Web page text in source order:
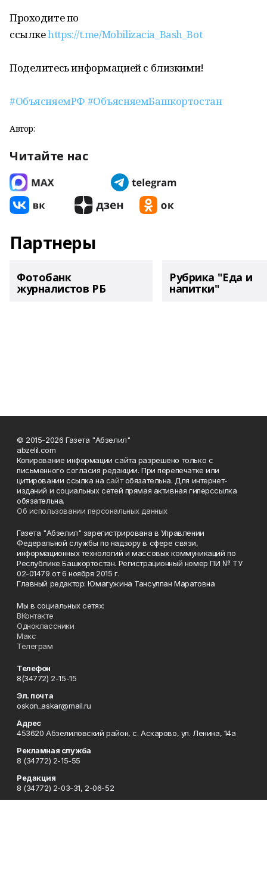
Проходите по
ссылкеhttps://t.me/Mobilizacia_Bash_Bot
Поделитесь информацией с близкими!
#ОбъясняемРФ #ОбъясняемБашкортостан
Автор:
Читайте нас
Партнеры
Фотобанк
журналистов РБ
Рубрика "Еда и
напитки"
© 2015-2026 Газета "Абзелил"
abzelil.com
Копирование информации сайта разрешено только с
письменного согласия редакции. При перепечатке или
цитировании ссылка на сайтобязательна. Для интернет-
изданий и социальных сетей прямая активная гиперссылка
обязательна.
Об использовании персональных данных
Газета "Абзелил" зарегистрирована в Управлении
Федеральной службы по надзору в сфере связи,
информационных технологий и массовых коммуникаций по
Республике Башкортостан. Регистрационный номер ПИ № ТУ
02-01479 от 6 ноября 2015 г.
Главный редактор: Юмагужина Тансулпан Маратовна
Мы в социальных сетях:
ВКонтакте
Одноклассники
Макс
Телеграм
Телефон
8(34772) 2-15-15
Эл. почта
oskon_askar@mail.ru
Адрес
453620 Абзелиловский район, с. Аскарово, ул. Ленина, 14а
Рекламная служба
8 (34772) 2-15-55
Редакция
8 (34772) 2-03-31, 2-06-52